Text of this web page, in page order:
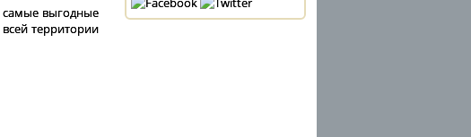
самые выгодные
территории